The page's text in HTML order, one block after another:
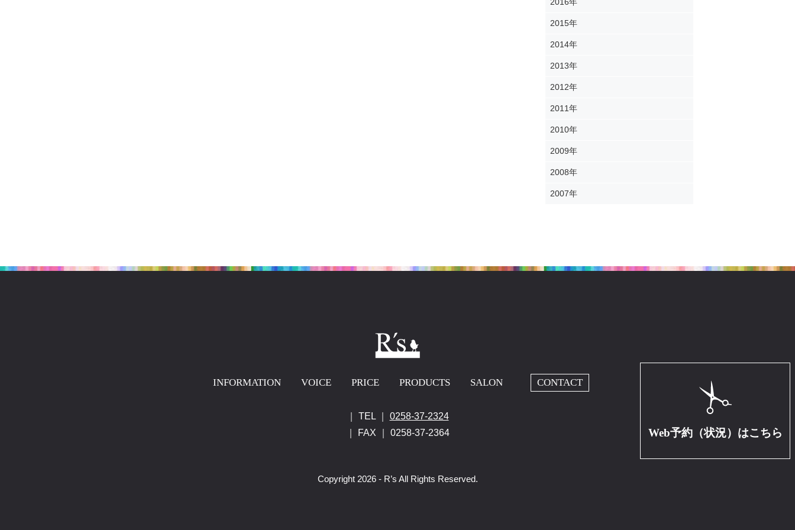
Web予約（状況）はこちら
2015年
2014年
2013年
2012年
2011年
2010年
2009年
2008年
2007年
INFORMATION VOICE PRICE PRODUCTS SALON CONTACT
｜ TEL ｜ 0258-37-2324
｜ FAX ｜ 0258-37-2364
Copyright 2026 - R’s All Rights Reserved.